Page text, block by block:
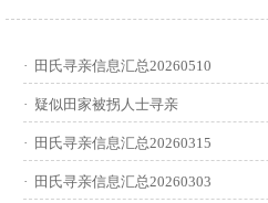
讳，迁居前字辈
迁居地，因何原因
联系方式。 没有
· 田氏寻亲信息汇总20260510
· 疑似田家被拐人士寻亲
· 田氏寻亲信息汇总20260315
· 田氏寻亲信息汇总20260303